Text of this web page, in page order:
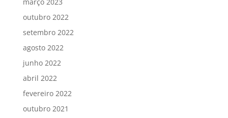
outubro 2022
setembro 2022
agosto 2022
junho 2022
abril 2022
fevereiro 2022
outubro 2021